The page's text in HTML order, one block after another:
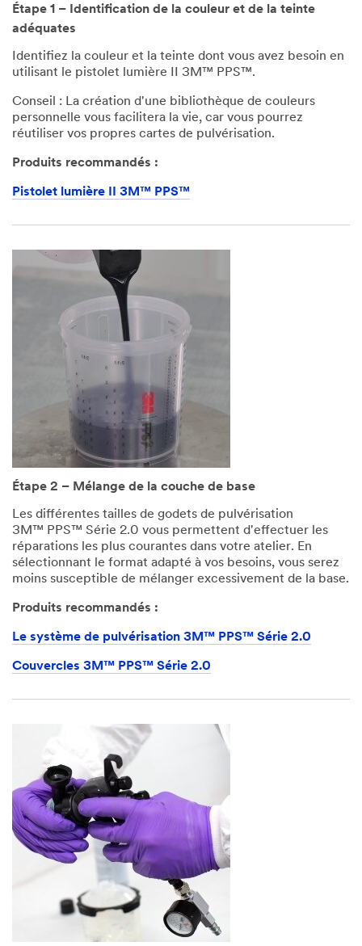
Étape 1 – Identification de la couleur et de la teinte
adéquates
Identifiez la couleur et la teinte dont vous avez besoin en
utilisant le pistolet lumière II 3M™ PPS™.
Conseil : La création d'une bibliothèque de couleurs
personnelle vous facilitera la vie, car vous pourrez
réutiliser vos propres cartes de pulvérisation.
Produits recommandés :
Pistolet lumière II 3M™ PPS™
Étape 2 – Mélange de la couche de base
Les différentes tailles de godets de pulvérisation
3M™ PPS™ Série 2.0 vous permettent d'effectuer les
réparations les plus courantes dans votre atelier. En
sélectionnant le format adapté à vos besoins, vous serez
moins susceptible de mélanger excessivement de la base.
Produits recommandés :
Le système de pulvérisation 3M™ PPS™ Série 2.0
Couvercles 3M™ PPS™ Série 2.0